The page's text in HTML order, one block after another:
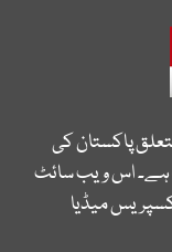
پاکستان کی
ہے۔ اس ویب سائٹ
میڈیا